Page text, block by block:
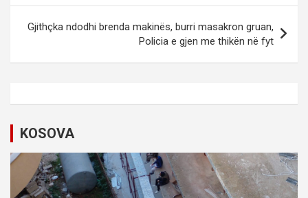
t
i
g
a
t
Gjithçka ndodhi brenda makinës, burri masakron gruan,
Policia e gjen me thikën në fyt
KOSOVA